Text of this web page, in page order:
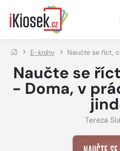
Přejít na hlavní obsah
E-knihy Naučte se říct,
Naučte se
- Doma, v
Tereza